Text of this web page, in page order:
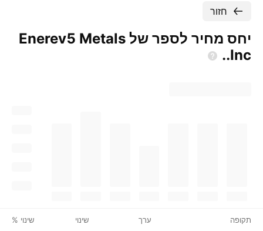
חזור
יחס מחיר לספר של Enerev5 Metals
Inc..
תקופה ערך שינוי שינוי %